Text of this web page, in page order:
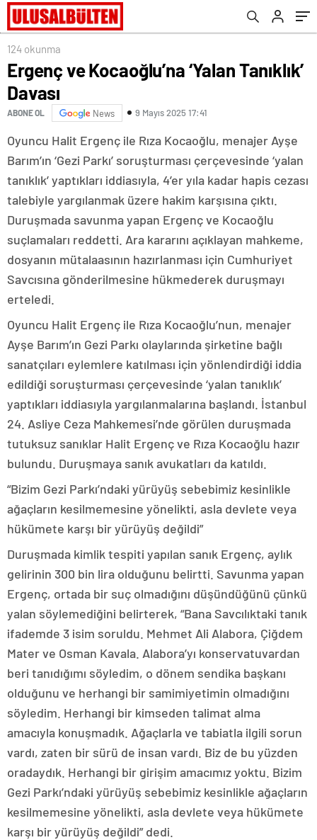
124 okunma
Ergenç ve Kocaoğlu’na ‘Yalan Tanıklık’
Davası
ABONE OL News 9 Mayıs 2025 17:41
Oyuncu Halit Ergenç ile Rıza Kocaoğlu, menajer Ayşe
Barım’ın ‘Gezi Parkı’ soruşturması çerçevesinde ‘yalan
tanıklık’ yaptıkları iddiasıyla, 4’er yıla kadar hapis cezası
talebiyle yargılanmak üzere hakim karşısına çıktı.
Duruşmada savunma yapan Ergenç ve Kocaoğlu
suçlamaları reddetti. Ara kararını açıklayan mahkeme,
dosyanın mütalaasının hazırlanması için Cumhuriyet
Savcısına gönderilmesine hükmederek duruşmayı
erteledi.
Oyuncu Halit Ergenç ile Rıza Kocaoğlu’nun, menajer
Ayşe Barım’ın Gezi Parkı olaylarında şirketine bağlı
sanatçıları eylemlere katılması için yönlendirdiği iddia
edildiği soruşturması çerçevesinde ‘yalan tanıklık’
yaptıkları iddiasıyla yargılanmalarına başlandı. İstanbul
24. Asliye Ceza Mahkemesi’nde görülen duruşmada
tutuksuz sanıklar Halit Ergenç ve Rıza Kocaoğlu hazır
bulundu. Duruşmaya sanık avukatları da katıldı.
“Bizim Gezi Parkı’ndaki yürüyüş sebebimiz kesinlikle
ağaçların kesilmemesine yönelikti, asla devlete veya
hükümete karşı bir yürüyüş değildi”
Duruşmada kimlik tespiti yapılan sanık Ergenç, aylık
gelirinin 300 bin lira olduğunu belirtti. Savunma yapan
Ergenç, ortada bir suç olmadığını düşündüğünü çünkü
yalan söylemediğini belirterek, “Bana Savcılıktaki tanık
ifademde 3 isim soruldu. Mehmet Ali Alabora, Çiğdem
Mater ve Osman Kavala. Alabora’yı konservatuvardan
beri tanıdığımı söyledim, o dönem sendika başkanı
olduğunu ve herhangi bir samimiyetimin olmadığını
söyledim. Herhangi bir kimseden talimat alma
amacıyla konuşmadık. Ağaçlarla ve tabiatla ilgili sorun
vardı, zaten bir sürü de insan vardı. Biz de bu yüzden
oradaydık. Herhangi bir girişim amacımız yoktu. Bizim
Gezi Parkı’ndaki yürüyüş sebebimiz kesinlikle ağaçların
kesilmemesine yönelikti, asla devlete veya hükümete
karşı bir yürüyüş değildi” dedi.